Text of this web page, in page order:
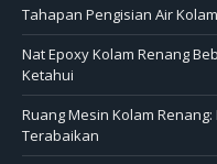
Tahapan Pengisian Air
Nat Epoxy Kolam Renang
Ketahui
Ruang Mesin Kolam
Terabaikan